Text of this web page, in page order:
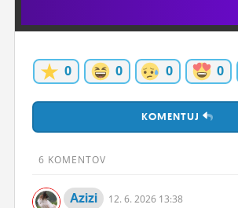
NASTAVENIA
ROLETA
0 0 0 0
KOMENTUJ
6 KOMENTOV
Azizi 12. 6. 2026 13:38